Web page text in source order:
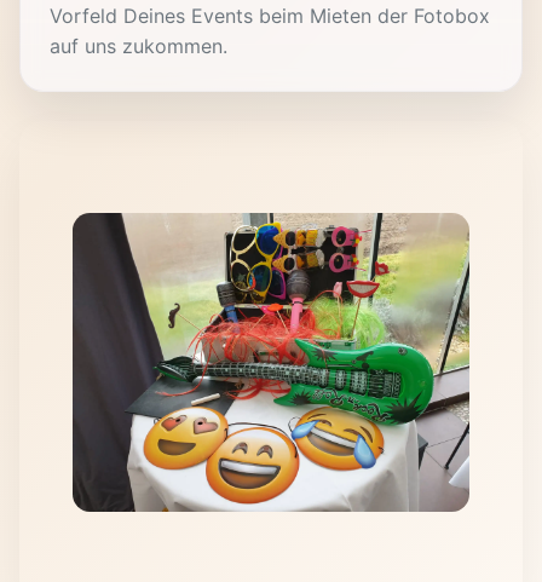
Vorfeld Deines Events beim Mieten der Fotobox
auf uns zukommen.